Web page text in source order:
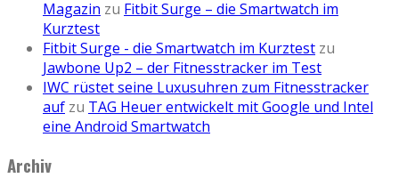
Magazin zu Fitbit Surge – die Smartwatch im
Kurztest
Fitbit Surge - die Smartwatch im Kurztest zu
Jawbone Up2 – der Fitnesstracker im Test
IWC rüstet seine Luxusuhren zum Fitnesstracker
auf zu TAG Heuer entwickelt mit Google und Intel
eine Android Smartwatch
Archiv